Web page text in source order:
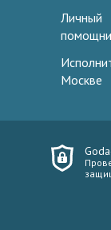
Личный
Москве